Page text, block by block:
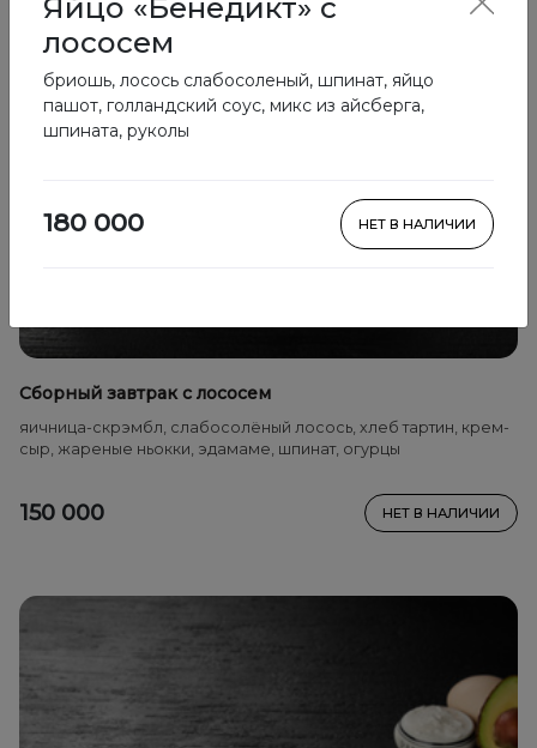
Сборный завтрак с лососем
яичница-скрэмбл, слабосолёный лосось, хлеб тартин, крем-
сыр, жареные ньокки, эдамаме, шпинат, огурцы
150 000 НЕТ В НАЛИЧИИ
Яйцо «Бенедикт» с
лососем
бриошь, лосось слабосоленый, шпинат, яйцо
пашот, голландский соус, микс из айсберга,
шпината, руколы
180 000 НЕТ В НАЛИЧИИ